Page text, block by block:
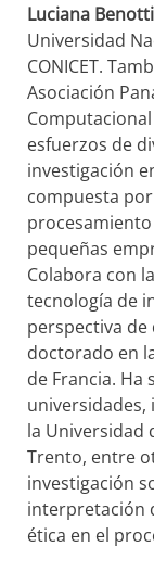
Luciana Benotti
Universidad
CONICET.
Asociación
esfuerzos de
investigación
compuesta
pequeñas
Colabora con
tecnología de
perspectiva de
doctorado en
de Francia. Ha
universidades,
la Universidad
Trento, entre
investigación
interpretación
ética en el